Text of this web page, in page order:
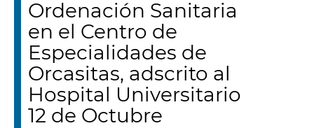
Ordenación Sanitaria
en el Centro de
Especialidades de
Orcasitas, adscrito al
Hospital Universitario
12 de Octubre